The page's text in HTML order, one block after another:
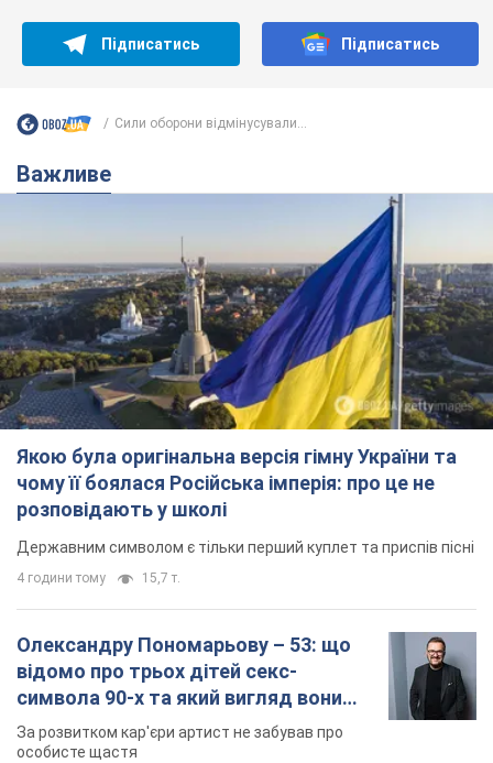
Підписатись Підписатись
Сили оборони відмінусували...
Важливе
Якою була оригінальна версія гімну України та
чому її боялася Російська імперія: про це не
розповідають у школі
Державним символом є тільки перший куплет та приспів пісні
4 години тому 15,7 т.
Олександру Пономарьову – 53: що
відомо про трьох дітей секс-
символа 90-х та який вигляд вони
мають
За розвитком кар'єри артист не забував про
особисте щастя